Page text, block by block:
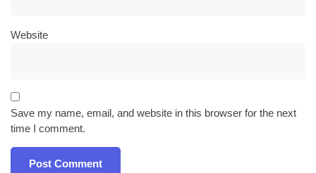
Website
Save my name, email, and website in this browser for the next
time I comment.